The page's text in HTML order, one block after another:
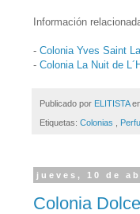
Información
- Colonia Yves Saint
- Colonia La Nuit de
Publicado por ELITISTA
Etiquetas: Colonias
jueves, 10 de
Colonia